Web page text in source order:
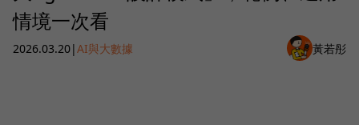
情境一次看
2026.03.20|AI與大數據 黃若彤